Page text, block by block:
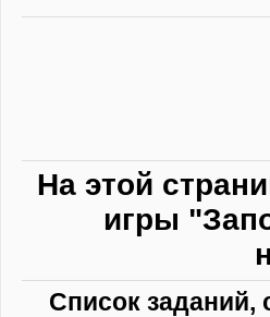
На этой
игры
Список заданий,